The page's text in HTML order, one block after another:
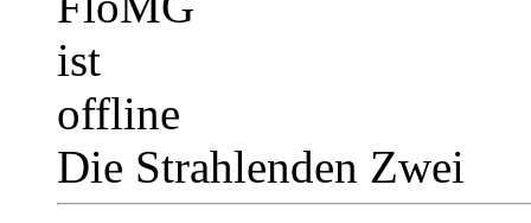
Die Strahlenden Zwei